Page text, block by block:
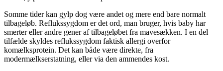
Somme tider kan gylp dog være andet og mere end bare normalt
tilbageløb. Reflukssygdom er det ord, man bruger, hvis baby har
smerter eller andre gener af tilbageløbet fra mavesækken. I en del
tilfælde skyldes reflukssygdom faktisk allergi overfor
komælksprotein. Det kan både være direkte, fra
modermælkserstatning, eller via den ammendes kost.